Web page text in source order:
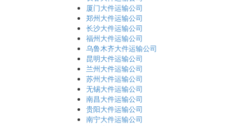
厦门大件运输公司
郑州大件运输公司
长沙大件运输公司
福州大件运输公司
乌鲁木齐大件运输公司
昆明大件运输公司
兰州大件运输公司
苏州大件运输公司
无锡大件运输公司
南昌大件运输公司
贵阳大件运输公司
南宁大件运输公司